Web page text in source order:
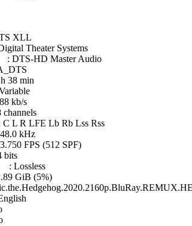
Systems
HD Master Audio
min
s
Lb Rb Lss Rss
kHz
(512 SPF)
(5%)